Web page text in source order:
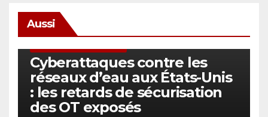
Aussi
Cyberattaques contre les
réseaux d’eau aux États-Unis
: les retards de sécurisation
des OT exposés